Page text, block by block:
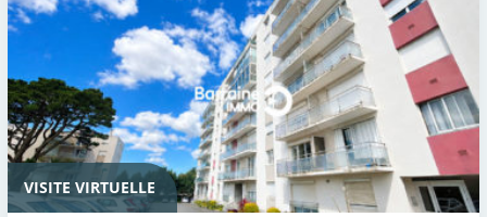
VISITE VIRTUELLE